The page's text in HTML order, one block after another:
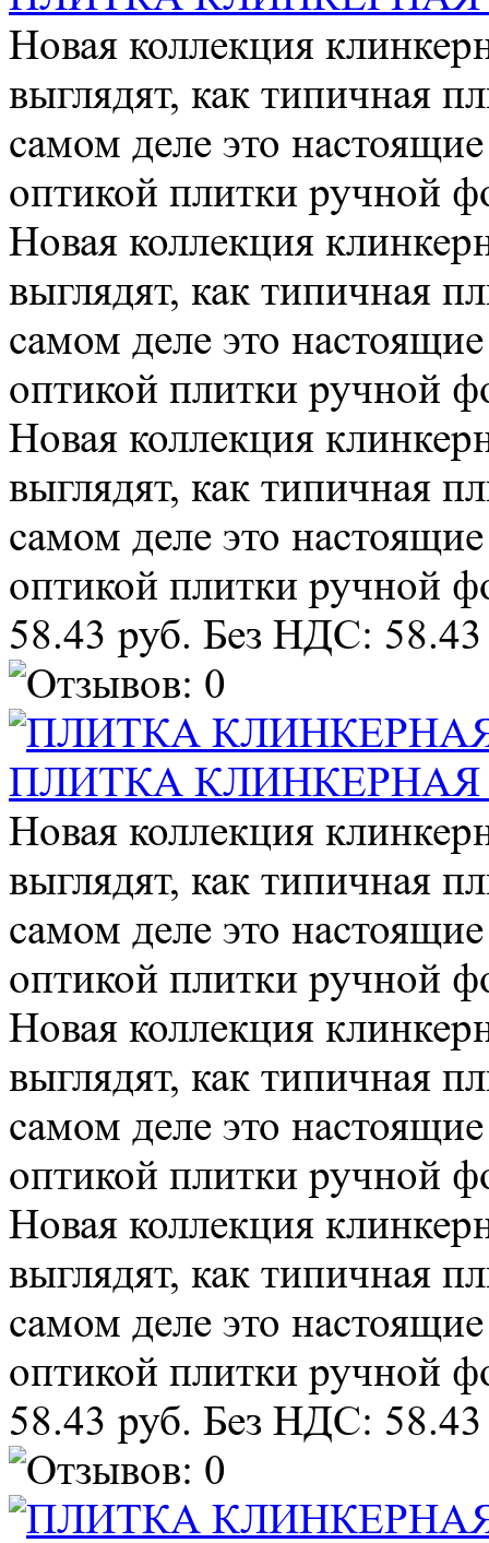
Новая коллекция
выглядят, как типичная
самом деле это
оптикой плитки ручной
Новая коллекция
выглядят, как типичная
самом деле это
оптикой плитки ручной
Новая коллекция
выглядят, как типичная
самом деле это
оптикой плитки ручной
58.43 руб. Без НДС: 58.43
ПЛИТКА КЛИНКЕРНАЯ
Новая коллекция
выглядят, как типичная
самом деле это
оптикой плитки ручной
Новая коллекция
выглядят, как типичная
самом деле это
оптикой плитки ручной
Новая коллекция
выглядят, как типичная
самом деле это
оптикой плитки ручной
58.43 руб. Без НДС: 58.43